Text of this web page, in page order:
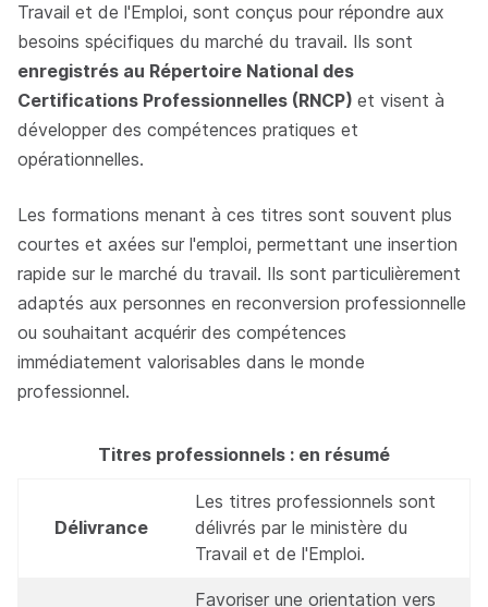
Travail et de l'Emploi, sont conçus pour répondre aux
besoins spécifiques du marché du travail. Ils sont
enregistrés au Répertoire National des
Certifications Professionnelles (RNCP) et visent à
développer des compétences pratiques et
opérationnelles.
Les formations menant à ces titres sont souvent plus
courtes et axées sur l'emploi, permettant une insertion
rapide sur le marché du travail. Ils sont particulièrement
adaptés aux personnes en reconversion professionnelle
ou souhaitant acquérir des compétences
immédiatement valorisables dans le monde
professionnel.
Titres professionnels : en résumé
Délivrance
Les titres professionnels sont
délivrés par le ministère du
Travail et de l'Emploi.
Favoriser une orientation vers